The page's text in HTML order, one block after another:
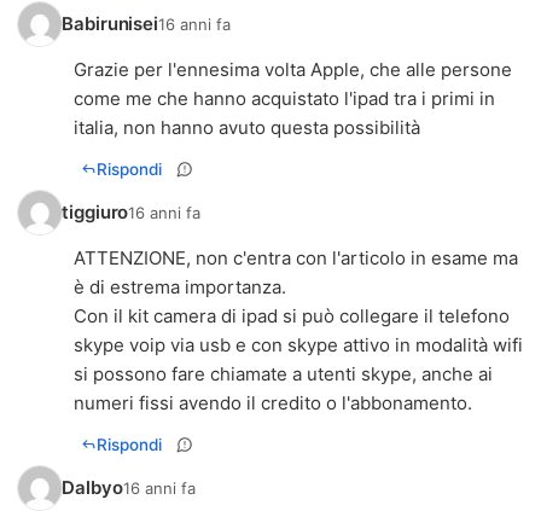
Babirunisei16 anni fa
Grazie per l'ennesima volta Apple, che alle persone
come me che hanno acquistato l'ipad tra i primi in
italia, non hanno avuto questa possibilità
Rispondi
tiggiuro16 anni fa
ATTENZIONE, non c'entra con l'articolo in esame ma
è di estrema importanza.
Con il kit camera di ipad si può collegare il telefono
skype voip via usb e con skype attivo in modalità wifi
si possono fare chiamate a utenti skype, anche ai
numeri fissi avendo il credito o l'abbonamento.
Rispondi
Dalbyo16 anni fa